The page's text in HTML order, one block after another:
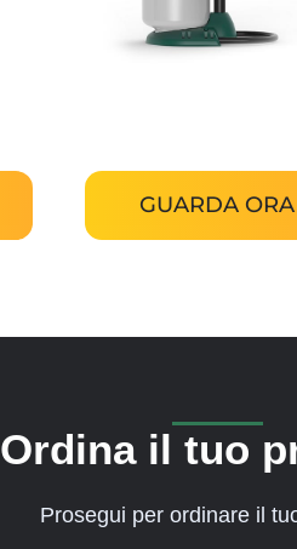
GUARDA ORA
Ordina il tuo
Prosegui per ordinare il